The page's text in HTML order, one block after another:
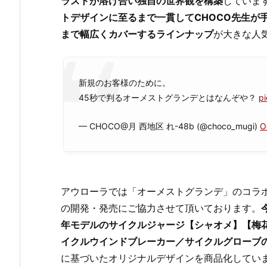
トデザインに至るまで一貫してCHOCO先生が
まで幅広くカバーするラインナップが大きな人
新規のお客様のために。
45秒で判るオーメストグランデとはなんぞや？
— CHOCO@月 西地区 れ-48b (@choco_mugi)
アウローラでは「オーメストグランデ」のコ
の開発・発売にご協力させて頂いております。
年モデルのサイクルジャージ【シャオメ】【
イクルウインドブレーカー／サイクルグローブ
に基づいたオリジナルデザインを商品化して